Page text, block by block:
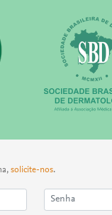
solicite-nos.